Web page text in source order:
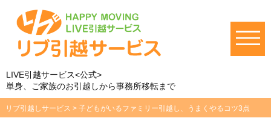
LIVE引越サービス<公式>
単身、ご家族のお引越しから事務所移転まで
リブ引越しサービス > 子どもがいるファミリー引越し、うまくやるコツ3点